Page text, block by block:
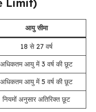
आयु सीमा
18 से 27 वर्ष
अधिकतम आयु में 3 वर्ष की छूट
अधिकतम आयु में 5 वर्ष की छूट
नियमों अनुसार अतिरिक्त छूट